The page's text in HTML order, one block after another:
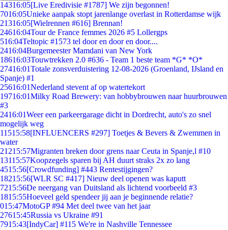
14316:05[Live Eredivisie #1787] We zijn begonnen!
7016:05Unieke aanpak stopt jarenlange overlast in Rotterdamse wijk
21316:05[Wielrennen #616] Brennan!
24616:04Tour de France femmes 2026 #5 Lollergps
516:04Teltopic #1573 tel door en door en door....
2416:04Burgemeester Mamdani van New York
18616:03Touwtrekken 2.0 #636 - Team 1 beste team *G* *O*
27416:01Totale zonsverduistering 12-08-2026 (Groenland, IJsland en
Spanje) #1
25616:01Nederland stevent af op watertekort
19716:01Milky Road Brewery: van hobbybrouwen naar huurbrouwen
#3
2416:01Weer een parkeergarage dicht in Dordrecht, auto's zo snel
mogelijk weg
11515:58[INFLUENCERS #297] Toetjes & Bevers & Zwemmen in
water
21215:57Migranten breken door grens naar Ceuta in Spanje,l #10
13115:57Koopzegels sparen bij AH duurt straks 2x zo lang
4515:56[Crowdfunding] #443 Rentestijgingen?
18215:56[WLR SC #417] Nieuw deel openen was kaputt
7215:56De neergang van Duitsland als lichtend voorbeeld #3
1815:55Hoeveel geld spendeer jij aan je beginnende relatie?
015:47MotoGP #94 Met deel twee van het jaar
27615:45Russia vs Ukraine #91
7915:43[IndyCar] #115 We're in Nashville Tennessee